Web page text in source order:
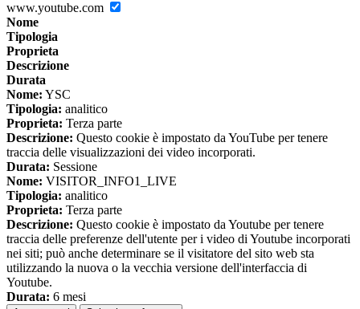
www.youtube.com
Nome
Tipologia
Proprieta
Descrizione
Durata
Nome: YSC
Tipologia: analitico
Proprieta: Terza parte
Descrizione: Questo cookie è impostato da YouTube per tenere
traccia delle visualizzazioni dei video incorporati.
Durata: Sessione
Nome: VISITOR_INFO1_LIVE
Tipologia: analitico
Proprieta: Terza parte
Descrizione: Questo cookie è impostato da Youtube per tenere
traccia delle preferenze dell'utente per i video di Youtube incorporati
nei siti; può anche determinare se il visitatore del sito web sta
utilizzando la nuova o la vecchia versione dell'interfaccia di
Youtube.
Durata: 6 mesi